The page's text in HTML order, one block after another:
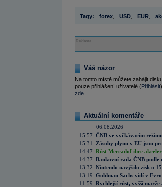
Tagy: forex, USD, EUR,
Reklama
Váš názor
Na tomto místě můžete zahájit
pouze přihlášení uživatelé (Přihlásit
zde.
Aktuální komentáře
06.08.2026
15:57 ČNB ve vyčkávacím
15:31
Zásoby plynu v EU jsou
14:47 Růst MercadoLibre
14:37 Bankovní rada ČNB podle
13:32 Nintendo navýšilo zisk o
13:19 Goldman Sachs vidí v
11:59 Rychlejší růst, vyšší